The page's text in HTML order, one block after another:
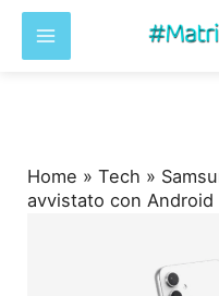
Home »Tech »
avvistato con Android